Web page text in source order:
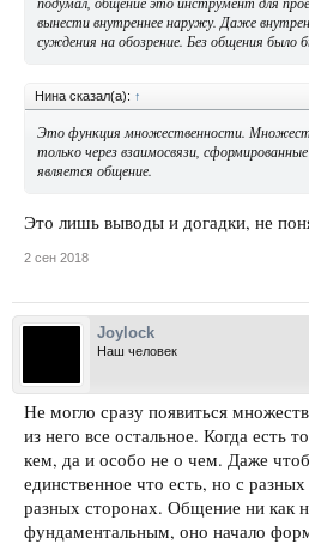
вынести внутреннее наружу. Даже
суждения на обозрение. Без общения было
Нина сказал(а): ↑
Это функция множественности.
только через взаимосвязи,
является общение.
Это лишь выводы и догадки, не
2 сен 2018
Joylock
Наш человек
Не могло сразу появиться
из него все остальное. Когда есть
кем, да и особо не о чем. Даже
единственное что есть, но с
разных сторонах. Общение ни как
фундаментальным, оно начало